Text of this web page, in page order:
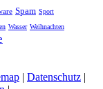
Spam Sport
Wasser Weihnachten
| Datenschutz |